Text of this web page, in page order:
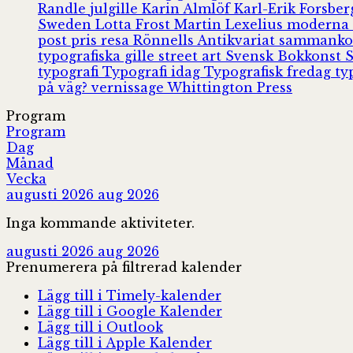
Randle julgille Karin Almlöf Karl-Erik
Sweden Lotta Frost Martin Lexelius
post pris resa Rönnells Antikvariat
typografiska gille street art Svensk Bokkonst
typografi Typografi idag Typografisk fredag
på väg?vernissage Whittington Press
Program
Program
Dag
Månad
Vecka
augusti 2026 aug 2026
Inga kommande aktiviteter.
augusti 2026 aug 2026
Prenumerera på filtrerad kalender
Lägg till i Timely-kalender
Lägg till i Google Kalender
Lägg till i Outlook
Lägg till i Apple Kalender